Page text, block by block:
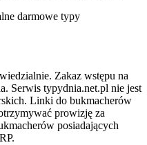
darmowe typy
Zakaz wstępu na
Serwis typydnia.net.pl nie jest
Linki do bukmacherów
prowizję za
posiadających